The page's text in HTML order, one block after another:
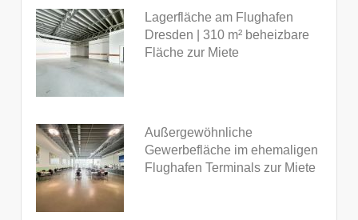
Lagerfläche am Flughafen
Dresden | 310 m² beheizbare
Fläche zur Miete
Außergewöhnliche
Gewerbefläche im ehemaligen
Flughafen Terminals zur Miete